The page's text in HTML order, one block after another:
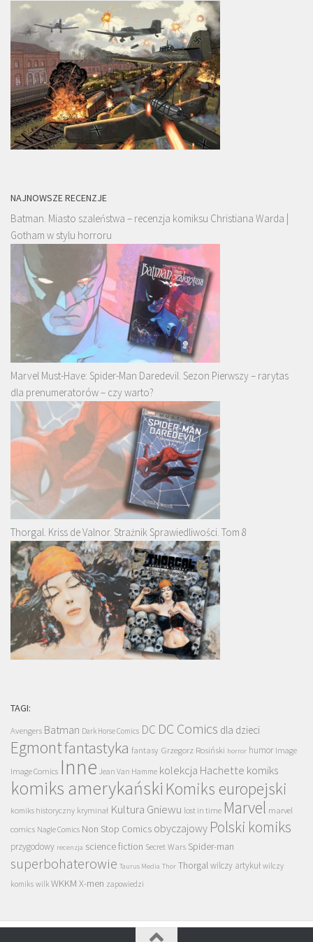
NAJNOWSZE RECENZJE
Batman. Miasto szaleństwa – recenzja komiksu Christiana Warda |
Gotham w stylu horroru
Marvel Must-Have: Spider-Man Daredevil. Sezon Pierwszy – rarytas
dla prenumeratorów – czy warto?
Thorgal. Kriss de Valnor. Strażnik Sprawiedliwości. Tom 8
TAGI:
Avengers Batman Dark Horse Comics DC DC Comics dla dzieci
Egmontfantastyka fantasy Grzegorz Rosiński horror humor Image
Image Comics Inne Jean Van Hamme kolekcja Hachette komiks
komiks amerykański Komiks europejski
komiks historyczny kryminał Kultura Gniewu lost in time Marvel marvel
comics Nagle Comics Non Stop Comics obyczajowy Polski komiks
przygodowy recenzja science fiction Secret Wars Spider-man
superbohaterowie Taurus Media Thor Thorgal wilczy artykuł wilczy
komiks wilk WKKM X-men zapowiedzi